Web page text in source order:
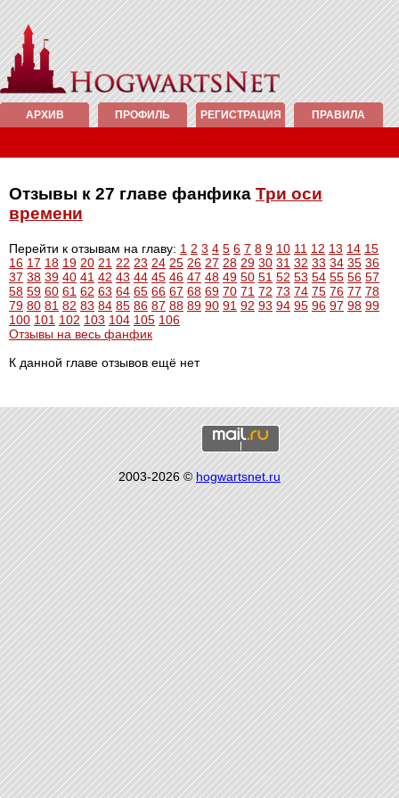
АРХИВ ПРОФИЛЬ РЕГИСТРАЦИЯ ПРАВИЛА
Отзывы к 27 главе фанфика Три оси
времени
Перейти к отзывам на главу: 1 2 3 4 5 6 7 8 9 10 11 12 13 14 15
16 17 18 19 20 21 22 23 24 25 26 27 28 29 30 31 32 33 34 35 36
37 38 39 40 41 42 43 44 45 46 47 48 49 50 51 52 53 54 55 56 57
58 59 60 61 62 63 64 65 66 67 68 69 70 71 72 73 74 75 76 77 78
79 80 81 82 83 84 85 86 87 88 89 90 91 92 93 94 95 96 97 98 99
100 101 102 103 104 105 106
Отзывы на весь фанфик
К данной главе отзывов ещё нет
2003-2026 ©hogwartsnet.ru